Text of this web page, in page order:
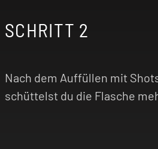
SCHRITT 2
Nach dem Auffüllen mit
schüttelst du die Flasche